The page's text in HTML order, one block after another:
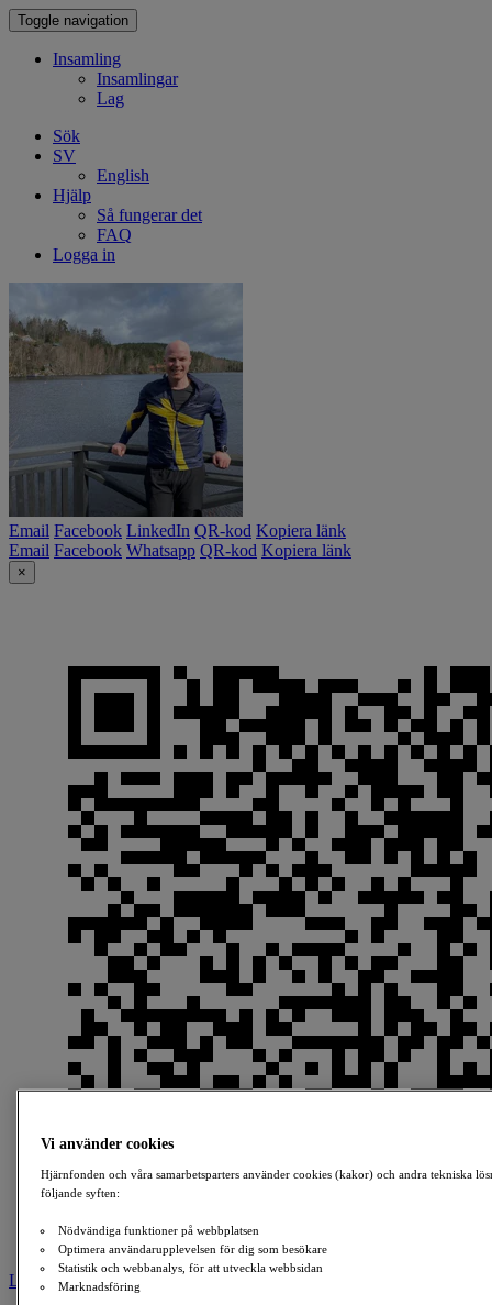
Toggle navigation
Insamling
Insamlingar
Lag
Sök
SV
English
Hjälp
Så fungerar det
FAQ
Logga in
Email Facebook LinkedIn QR-kod Kopiera länk
Email Facebook Whatsapp QR-kod Kopiera länk
×
Ladda ner
Vi använder cookies
Hjärnfonden och våra samarbetsparters använder cookies (kakor) och andra tekniska
följande syften:
Nödvändiga funktioner på webbplatsen
Optimera användarupplevelsen för dig som besökare
Statistik och webbanalys, för att utveckla webbsidan
Marknadsföring